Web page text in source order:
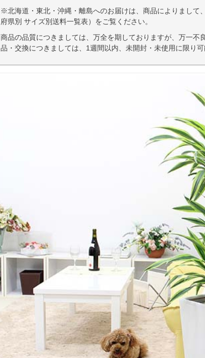
※北海道・東北・沖縄・離島へのお届けは、商品によりまして
府県別 サイズ別送料一覧表）をご覧ください。
商品の品質につきましては、万全を期しておりますが、万一
品・交換につきましては、1週間以内、未開封・未使用に限り可